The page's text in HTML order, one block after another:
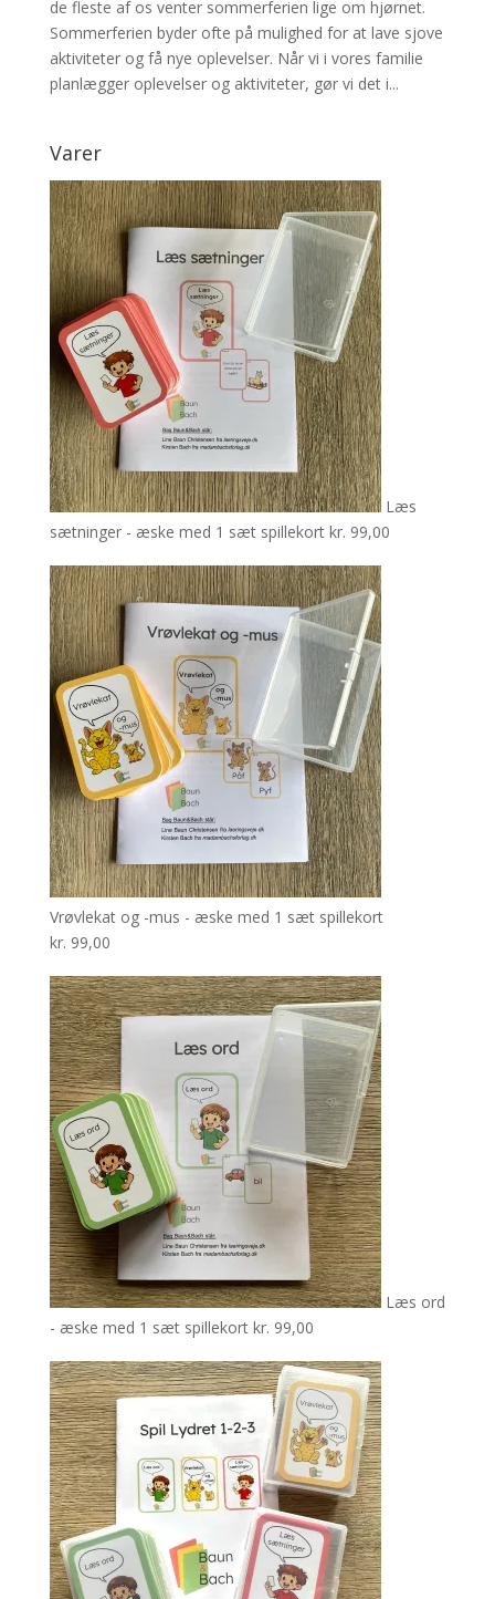
de fleste af os venter sommerferien lige om hjørnet.
Sommerferien byder ofte på mulighed for at lave sjove
aktiviteter og få nye oplevelser. Når vi i vores familie
planlægger oplevelser og aktiviteter, gør vi det i...
Varer
Læs
sætninger - æske med 1 sæt spillekort kr. 99,00
Vrøvlekat og -mus - æske med 1 sæt spillekort
kr. 99,00
Læs ord
- æske med 1 sæt spillekort kr. 99,00